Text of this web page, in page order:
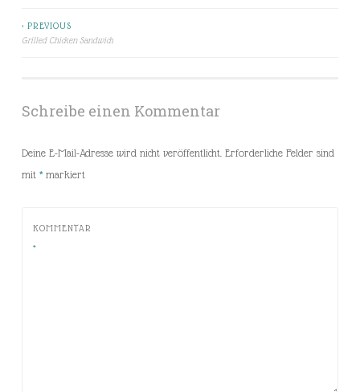
Beitragsnavigation
< PREVIOUS
Grilled Chicken Sandwich
Schreibe einen Kommentar
Deine E-Mail-Adresse wird nicht veröffentlicht. Erforderliche Felder sind
mit *markiert
KOMMENTAR
*